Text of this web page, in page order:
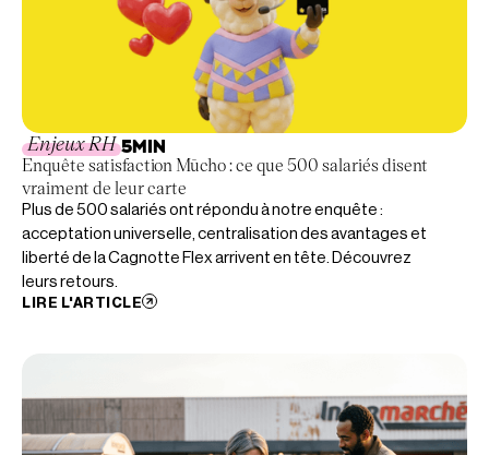
Enjeux RH 5MIN
Enquête satisfaction Mūcho : ce que 500 salariés disent
vraiment de leur carte
Plus de 500 salariés ont répondu à notre enquête :
acceptation universelle, centralisation des avantages et
liberté de la Cagnotte Flex arrivent en tête. Découvrez
leurs retours.
LIRE L'ARTICLE